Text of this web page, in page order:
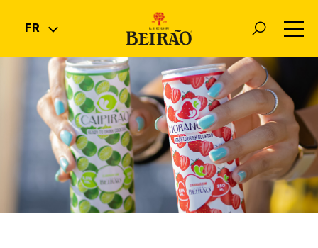
FR
FR
BOUTIQUE
PRODUITS
COCKTAILS